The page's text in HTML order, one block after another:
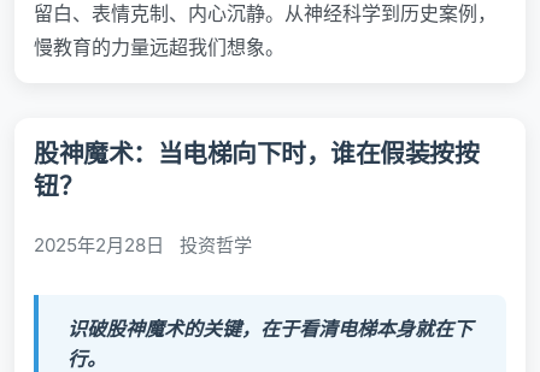
留白、表情克制、内心沉静。从神经科学到历史案例，
慢教育的力量远超我们想象。
股神魔术：当电梯向下时，谁在假装按按
钮？
2025年2月28日 投资哲学
识破股神魔术的关键，在于看清电梯本身就在下
行。